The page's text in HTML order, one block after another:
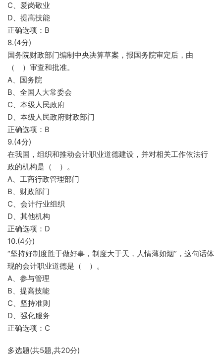
C、爱岗敬业
D、提高技能
正确选项：B
8.(4分)
国务院财政部门编制中央决算草案，报国务院审定后，由
（ ）审查和批准。
A、国务院
B、全国人大常委会
C、本级人民政府
D、本级人民政府财政部门
正确选项：B
9.(4分)
在我国，组织和推动会计职业道德建设，并对相关工作依法行
政的机构是（ ）。
A、工商行政管理部门
B、财政部门
C、会计行业组织
D、其他机构
正确选项：D
10.(4分)
“坚持好制度胜于做好事，制度大于天，人情薄如烟”，这句话体
现的会计职业道德是（ ）。
A、参与管理
B、提高技能
C、坚持准则
D、强化服务
正确选项：C
多选题(共5题,共20分)